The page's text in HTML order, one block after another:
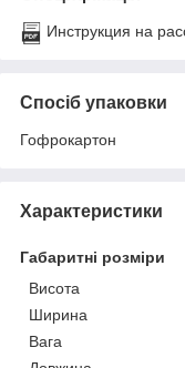
Инструкция на
Спосіб упаковки
Гофрокартон
Характеристики
Габаритні розміри
Висота
Ширина
Вага